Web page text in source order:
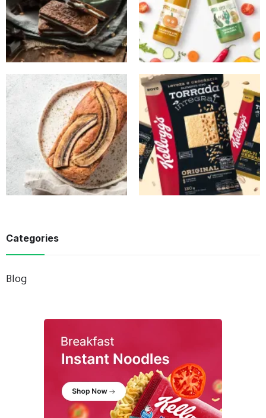
Categories
Blog